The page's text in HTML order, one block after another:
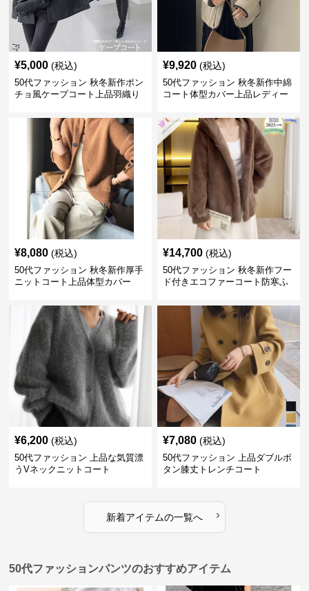
¥5,000 (税込)
50代ファッション 秋冬新作ポン
チョ風ケープコート上品羽織り
¥9,920 (税込)
50代ファッション 秋冬新作中綿
コート体型カバー上品レディー
¥8,080 (税込)
50代ファッション 秋冬新作厚手
ニットコート上品体型カバー
¥14,700 (税込)
50代ファッション 秋冬新作フー
ド付きエコファーコート防寒ふ
¥6,200 (税込)
50代ファッション 上品な気質漂
うVネックニットコート
¥7,080 (税込)
50代ファッション 上品ダブルボ
タン膝丈トレンチコート
新着アイテムの一覧へ ›
50代ファッションパンツのおすすめアイテム